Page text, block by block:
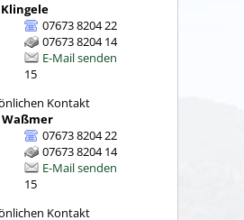
Klingele
07673 8204 22
07673 8204 14
E-Mail senden
15
Waßmer
07673 8204 22
07673 8204 14
E-Mail senden
15